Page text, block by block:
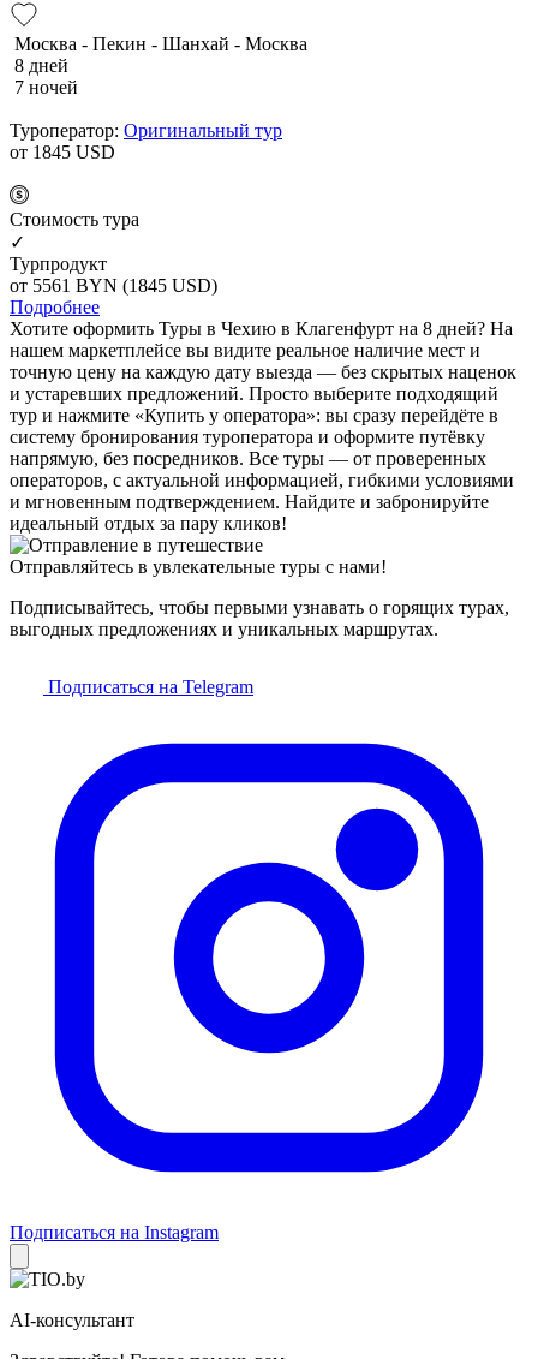
Москва - Пекин - Шанхай - Москва
8 дней
7 ночей
Туроператор: Оригинальный тур
от 1845 USD
Cтоимость тура
✓
Турпродукт
от 5561 BYN (1845 USD)
Подробнее
Хотите оформить Туры в Чехию в Клагенфурт на 8 дней? На
нашем маркетплейсе вы видите реальное наличие мест и
точную цену на каждую дату выезда — без скрытых наценок
и устаревших предложений. Просто выберите подходящий
тур и нажмите «Купить у оператора»: вы сразу перейдёте в
систему бронирования туроператора и оформите путёвку
напрямую, без посредников. Все туры — от проверенных
операторов, с актуальной информацией, гибкими условиями
и мгновенным подтверждением. Найдите и забронируйте
идеальный отдых за пару кликов!
Отправляйтесь в увлекательные туры с нами!
Подписывайтесь, чтобы первыми узнавать о горящих турах,
выгодных предложениях и уникальных маршрутах.
Подписаться на Telegram
Подписаться на Instagram
AI-консультант